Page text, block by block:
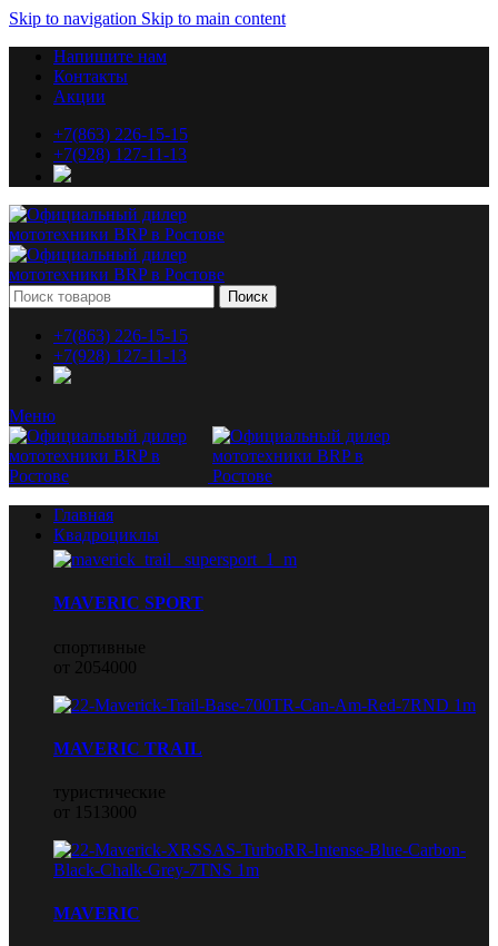
Skip to navigation Skip to main content
Напишите нам
Контакты
Акции
+7(863) 226-15-15
+7(928) 127-11-13
Поиск
+7(863) 226-15-15
+7(928) 127-11-13
Меню
Главная
Квадроциклы
MAVERIC SPORT
спортивные
от 2054000
MAVERIC TRAIL
туристические
от 1513000
MAVERIC